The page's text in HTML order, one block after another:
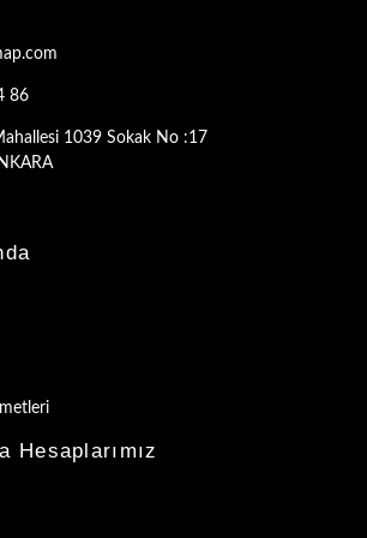
86
1039 Sokak No :17
Hesaplarımız